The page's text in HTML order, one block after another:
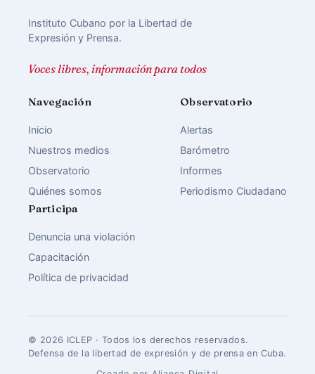
Instituto Cubano por la Libertad de
Expresión y Prensa.
Voces libres, información para todos
Navegación
Inicio
Nuestros medios
Observatorio
Quiénes somos
Observatorio
Alertas
Barómetro
Informes
Periodismo Ciudadano
Participa
Denuncia una violación
Capacitación
Política de privacidad
© 2026 ICLEP · Todos los derechos reservados.
Defensa de la libertad de expresión y de prensa en Cuba.